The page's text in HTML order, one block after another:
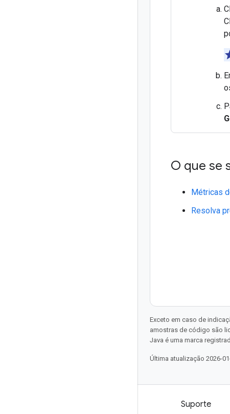
O que se
Métricas
Resolva
Exceto em caso de
amostras de código são
Java é uma marca
Última atualização 2026-
Suporte